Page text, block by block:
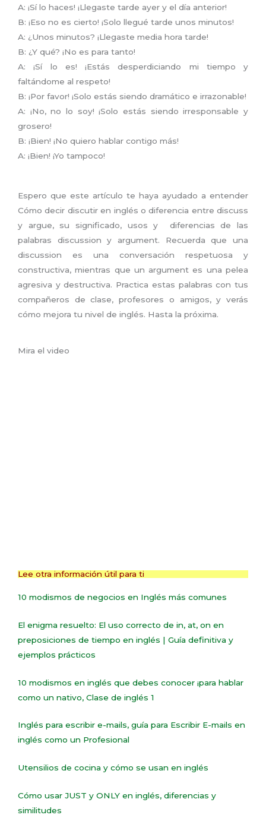
A: ¡Sí lo haces! ¡Llegaste tarde ayer y el día anterior!
B: ¡Eso no es cierto! ¡Solo llegué tarde unos minutos!
A: ¿Unos minutos? ¡Llegaste media hora tarde!
B: ¿Y qué? ¡No es para tanto!
A: ¡Sí lo es! ¡Estás desperdiciando mi tiempo y
faltándome al respeto!
B: ¡Por favor! ¡Solo estás siendo dramático e irrazonable!
A: ¡No, no lo soy! ¡Solo estás siendo irresponsable y
grosero!
B: ¡Bien! ¡No quiero hablar contigo más!
A: ¡Bien! ¡Yo tampoco!
Espero que este artículo te haya ayudado a entender
Cómo decir discutir en inglés o diferencia entre discuss
y argue, su significado, usos y diferencias de las
palabras discussion y argument. Recuerda que una
discussion es una conversación respetuosa y
constructiva, mientras que un argument es una pelea
agresiva y destructiva. Practica estas palabras con tus
compañeros de clase, profesores o amigos, y verás
cómo mejora tu nivel de inglés. Hasta la próxima.
Mira el video
Lee otra información útil para ti
10 modismos de negocios en Inglés más comunes
El enigma resuelto: El uso correcto de in, at, on en
preposiciones de tiempo en inglés | Guía definitiva y
ejemplos prácticos
10 modismos en inglés que debes conocer ¡para hablar
como un nativo, Clase de inglés 1
Inglés para escribir e-mails, guía para Escribir E-mails en
inglés como un Profesional
Utensilios de cocina y cómo se usan en inglés
Cómo usar JUST y ONLY en inglés, diferencias y
similitudes